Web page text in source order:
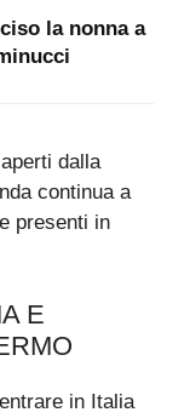
la nonna a
dalla
continua a
presenti in
E
in Italia